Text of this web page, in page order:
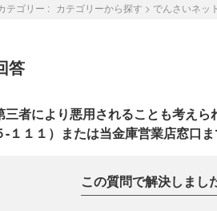
テゴリー : カテゴリーから探す > でんさいネット
答
三者により悪用されることも考え
-１１１）または当金庫営業店窓口ま
この質問で解決しまし